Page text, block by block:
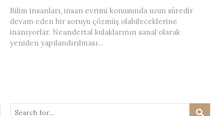
Bilim insanları, insan evrimi konusunda uzun süredir
devam eden bir soruyu çözmüş olabileceklerine
inanıyorlar. Neandertal kulaklarının sanal olarak
yeniden yapılandırılması...